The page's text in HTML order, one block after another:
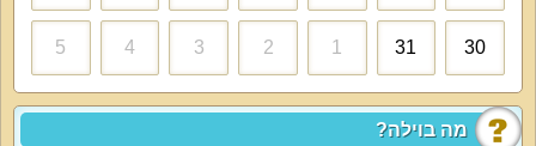
מה בוילה?
הסוויטות חולקות מטבח עם עיצוב של חדר אוכל, יש בו מקרר גדול, תנור, כלים,
מיקרוגל ופינות אוכל.
אטרקציות מיוחדות בוילה:
30
31
1
2
3
4
5